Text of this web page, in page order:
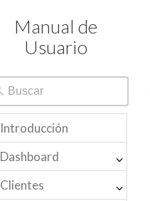
Manual de
Usuario
Introducción
Dashboard
Clientes